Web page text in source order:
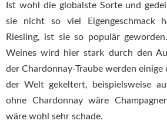
Ist wohl die globalste Sorte und
sie nicht so viel Eigengeschmack
Riesling, ist sie so populär
Weines wird hier stark durch den
der Chardonnay-Traube werden
der Welt gekeltert, beispielsweise
ohne Chardonnay wäre
wäre wohl sehr schade.